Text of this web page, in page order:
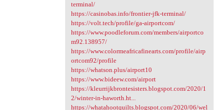
terminal/
https://casinobas.info/frontier-jfk-terminal/
https://volt.tech/profile/ga-airportcom/
https://www.poodleforum.com/members/airportco
m92.138957/
https://www.colormeafricafinearts.com/profile/airp
ortcom92/profile
https://whatson.plus/airport10
https://www.bideew.com/airport
https://kleurrijkbrontesisters.blogspot.com/2020/1
2/winter-in-haworth.ht...
https://whatahootquilts.blogspot.com/2020/06/wel